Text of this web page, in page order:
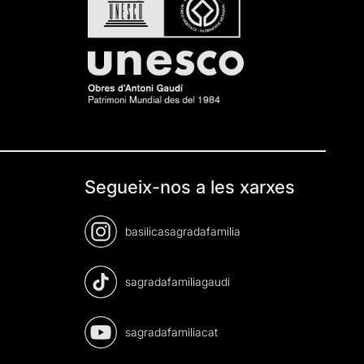
Segueix-nos a les xarxes
basilicasagradafamilia
sagradafamiliagaudi
sagradafamiliacat